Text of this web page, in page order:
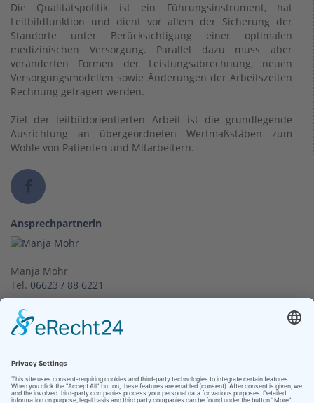
Die Qualitätspolitik ist ein Führungsinstrument, hat
Leitbildfunktion und dient vor allem der Sicherung der
Standorte unter Berücksichtigung einer optimalen
medizinischen Versorgung. Parallel dazu muss aber
veränderten Formen der Leistungsabrechnung, neuen
Versorgungsmodellen sowie Änderungen der Arbeitszeiten
Rechnung getragen werden.
Ziel der leitbildorientierten Arbeit ist die grundlegende
Ausrichtung an übergeordneten Wertmaßstäben zum
Wohle von Patienten und Mitarbeitern.
Ansprechpartnerin
Manja Mohr
Tel. 06623 / 88 6221
Visitenkarte & Kontakt
Kontakt
Klinikum Bad Hersfeld GmbH
Seilerweg 29